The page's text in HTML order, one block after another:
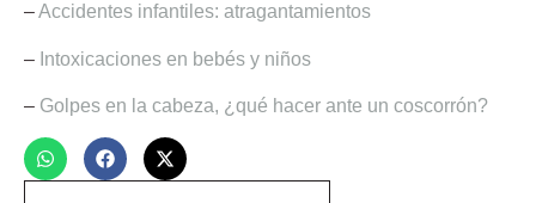
–Accidentes infantiles: atragantamientos
– Intoxicaciones en bebés y niños
– Golpes en la cabeza, ¿qué hacer ante un coscorrón?